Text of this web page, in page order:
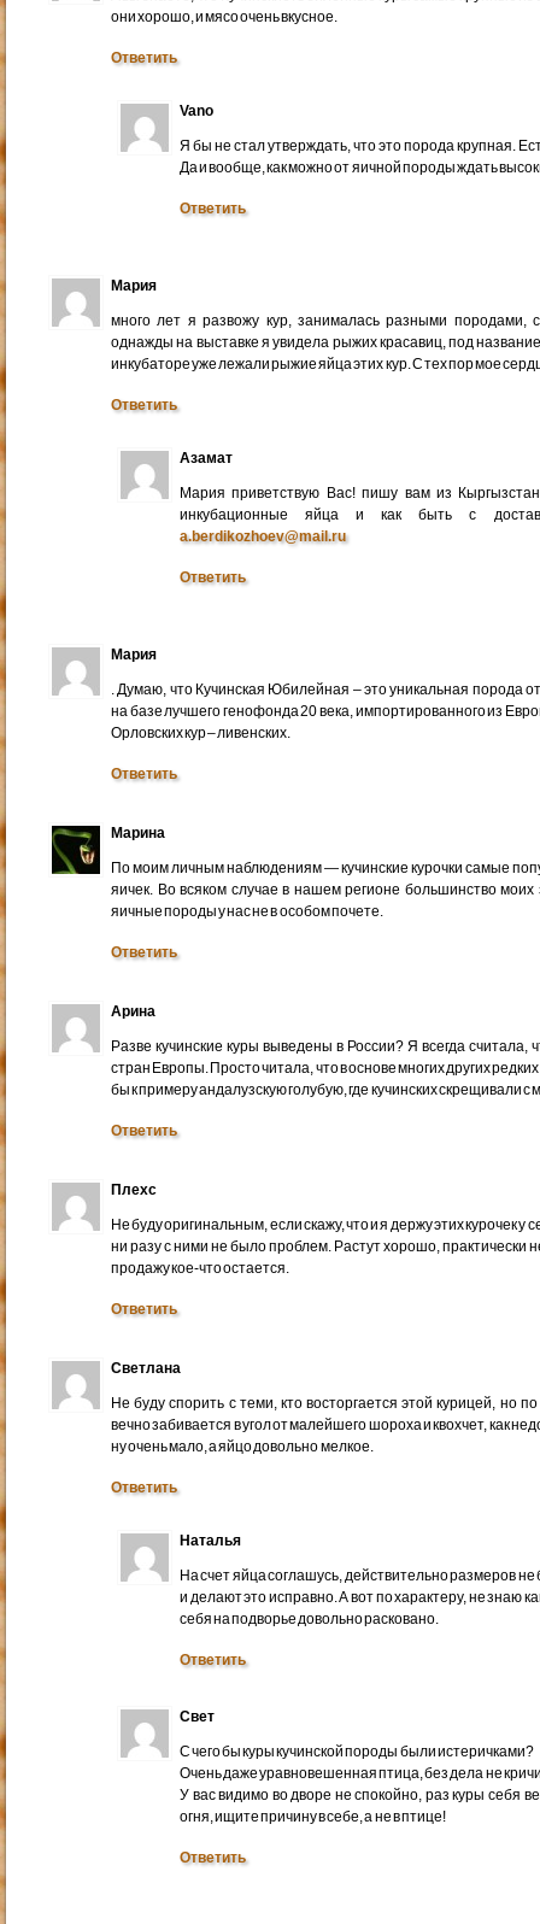
они хорошо, и мясо очень вкусное.
Ответить
Vano
Я бы не стал утверждать, что это порода крупная.
Да и вообще, как можно от яичной породы ждать
Ответить
Мария
много лет я развожу кур, занималась разными породами,
однажды на выставке я увидела рыжих красавиц, под
инкубаторе уже лежали рыжие яйца этих кур. С тех пор мое
Ответить
Азамат
Мария приветствую Вас! пишу вам из
инкубационные яйца и как быть с
a.berdikozhoev@mail.ru
Ответить
Мария
. Думаю, что Кучинская Юбилейная – это уникальная порода
на базе лучшего генофонда 20 века, импортированного из
Орловских кур – ливенских.
Ответить
Марина
По моим личным наблюдениям — кучинские курочки самые
яичек. Во всяком случае в нашем регионе большинство
яичные породы у нас не в особом почете.
Ответить
Арина
Разве кучинские куры выведены в России? Я всегда
стран Европы. Просто читала, что в основе многих других
бы к примеру андалузскую голубую, где кучинских скрещивали
Ответить
Плехс
Не буду оригинальным, если скажу, что и я держу этих курочек
ни разу с ними не было проблем. Растут хорошо, практически
продажу кое-что остается.
Ответить
Светлана
Не буду спорить с теми, кто восторгается этой курицей, но
вечно забивается в угол от малейшего шороха и квохчет, как
ну очень мало, а яйцо довольно мелкое.
Ответить
Наталья
На счет яйца соглашусь, действительно размеров
и делают это исправно. А вот по характеру, не знаю
себя на подворье довольно расковано.
Ответить
Свет
С чего бы куры кучинской породы были истеричками?
Очень даже уравновешенная птица, без дела не
У вас видимо во дворе не спокойно, раз куры себя
огня, ищите причину в себе, а не в птице!
Ответить